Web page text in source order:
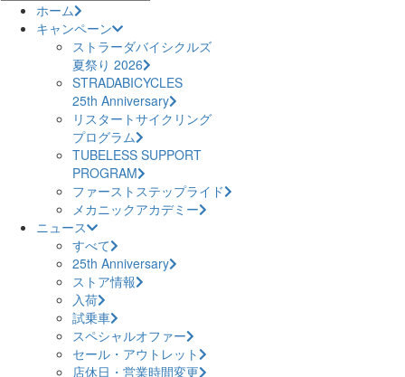
ホーム
キャンペーン
ストラーダバイシクルズ
夏祭り 2026
STRADABICYCLES
25th Anniversary
リスタートサイクリング
プログラム
TUBELESS SUPPORT
PROGRAM
ファーストステップライド
メカニックアカデミー
ニュース
すべて
25th Anniversary
ストア情報
入荷
試乗車
スペシャルオファー
セール・アウトレット
店休日・営業時間変更